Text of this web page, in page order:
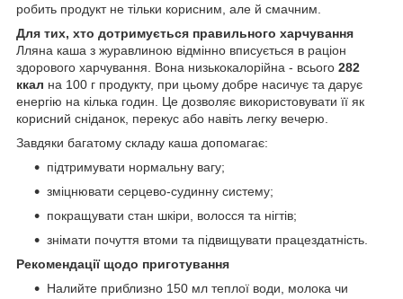
робить продукт не тільки корисним, але й смачним.
Для тих, хто дотримується правильного харчування
Лляна каша з журавлиною відмінно вписується в раціон
здорового харчування. Вона низькокалорійна - всього 282
ккал на 100 г продукту, при цьому добре насичує та дарує
енергію на кілька годин. Це дозволяє використовувати її як
корисний сніданок, перекус або навіть легку вечерю.
Завдяки багатому складу каша допомагає:
підтримувати нормальну вагу;
зміцнювати серцево-судинну систему;
покращувати стан шкіри, волосся та нігтів;
знімати почуття втоми та підвищувати працездатність.
Рекомендації щодо приготування
Налийте приблизно 150 мл теплої води, молока чи